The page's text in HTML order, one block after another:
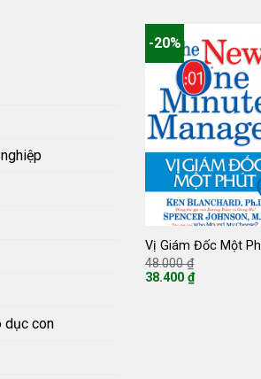
dục con
-20%
Vị Giám Đốc Một
48.000₫
38.400₫